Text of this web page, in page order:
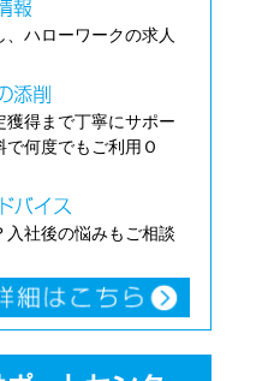
ハローワークの求人
得まで丁寧にサポー
で何度でもご利用Ｏ
社後の悩みもご相談